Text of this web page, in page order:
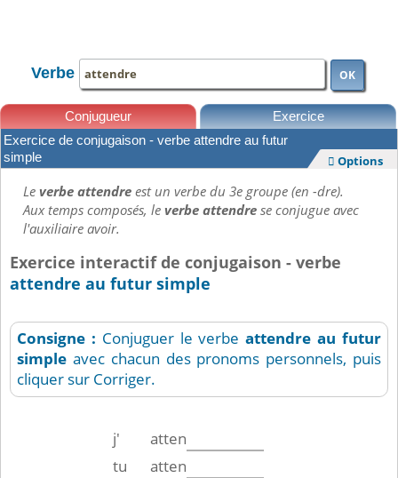
Verbe OK
Conjugueur Exercice
Exercice de conjugaison - verbe attendre au futur
simple
 Options
Leverbe attendreest un verbe du 3e groupe (en -dre).
Aux temps composés, leverbe attendrese conjugue avec
l'auxiliaire avoir.
Exercice interactif de conjugaison - verbe
attendre au futur simple
Consigne : Conjuguer le verbeattendre au futur
simple avec chacun des pronoms personnels, puis
cliquer sur Corriger.
j'
atten
tu
atten